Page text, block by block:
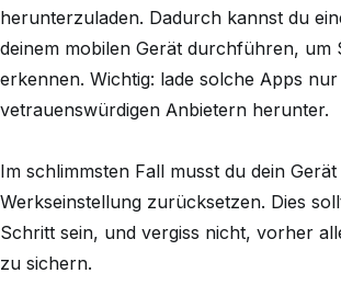
herunterzuladen. Dadurch kannst du
deinem mobilen Gerät durchführen, um
erkennen. Wichtig: lade solche Apps
vetrauenswürdigen Anbietern herunter.
Im schlimmsten Fall musst du dein Gerät
Werkseinstellung zurücksetzen. Dies
Schritt sein, und vergiss nicht, vorher
zu sichern.